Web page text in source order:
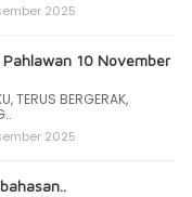
2025
10 November
TERUS BERGERAK,
2025